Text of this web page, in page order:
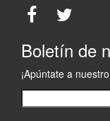
Boletín de
¡Apúntate a